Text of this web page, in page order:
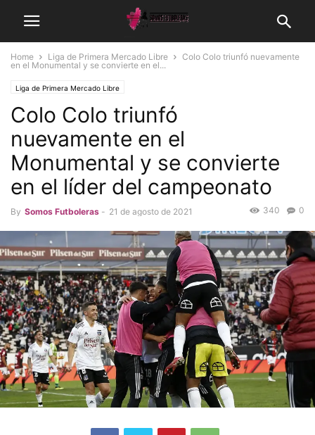
Home Liga de Primera Mercado Libre
Colo Colo triunfó nuevamente
en el Monumental y se convierte en el...
Liga de Primera Mercado Libre
Colo Colo triunfó
nuevamente en el
Monumental y se convierte
en el líder del campeonato
By Somos Futboleras - 21 de agosto de 2021 0
340